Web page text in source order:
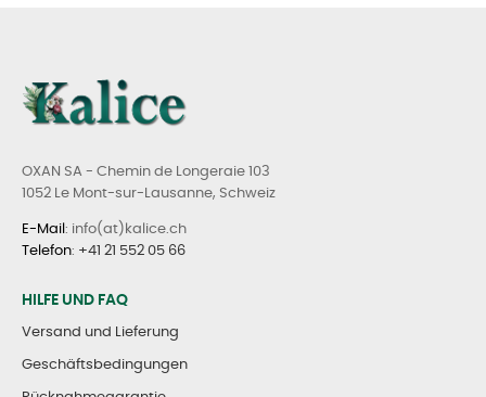
OXAN SA - Chemin de Longeraie 103
1052 Le Mont-sur-Lausanne, Schweiz
E-Mail : info(at)kalice.ch
Telefon: +41 21 552 05 66
HILFE UND FAQ
Versand und Lieferung
Geschäftsbedingungen